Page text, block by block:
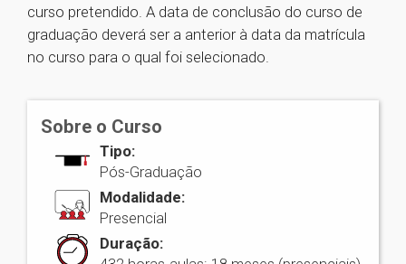
curso pretendido. A data de conclusão do curso de
graduação deverá ser a anterior à data da matrícula
no curso para o qual foi selecionado.
Sobre o Curso
Tipo:
Pós-Graduação
Modalidade:
Presencial
Duração: